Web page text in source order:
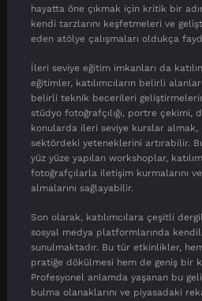
hayatta öne çıkmak için kritik bir
kendi tarzlarını keşfetmeleri ve
eden atölye çalışmaları oldukça
İleri seviye eğitim imkanları da
eğitimler, katılımcıların belirli
belirli teknik becerileri
stüdyo fotoğrafçılığı, portre çekimi,
konularda ileri seviye kurslar
sektördeki yeteneklerini artırabilir.
yüz yüze yapılan workshoplar,
fotoğrafçılarla iletişim kurmalarını
almalarını sağlayabilir.
Son olarak, katılımcılara çeşitli
sosyal medya platformlarında
sunulmaktadır. Bu tür etkinlikler,
pratiğe dökülmesi hem de geniş bir
Profesyonel anlamda yaşanan bu
bulma olanaklarını ve piyasadaki